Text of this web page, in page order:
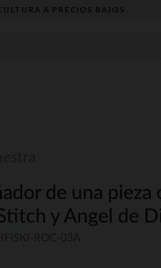
A PRECIOS BAJOS
de una
y Angel de